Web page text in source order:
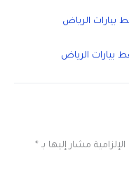
بيارات الرياض
بيارات الرياض
مشار إليها بـ *